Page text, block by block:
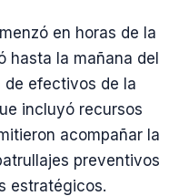
en horas de la
hasta la mañana del
de efectivos de la
incluyó recursos
acompañar la
preventivos
estratégicos.